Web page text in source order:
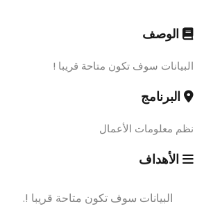
الوصف
البيانات سوف تكون متاحة قريبا !
البرنامج
نظم معلومات الأعمال
الأهداف
البيانات سوف تكون متاحة قريبا !.